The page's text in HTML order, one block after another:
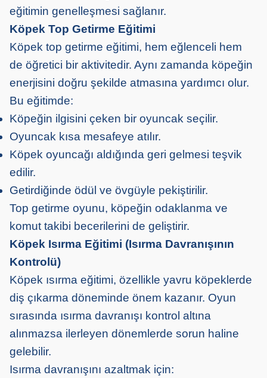
eğitimin genelleşmesi sağlanır.
Köpek Top Getirme Eğitimi
Köpek top getirme eğitimi, hem eğlenceli hem
de öğretici bir aktivitedir. Aynı zamanda köpeğin
enerjisini doğru şekilde atmasına yardımcı olur.
Bu eğitimde:
Köpeğin ilgisini çeken bir oyuncak seçilir.
Oyuncak kısa mesafeye atılır.
Köpek oyuncağı aldığında geri gelmesi teşvik
edilir.
Getirdiğinde ödül ve övgüyle pekiştirilir.
Top getirme oyunu, köpeğin odaklanma ve
komut takibi becerilerini de geliştirir.
Köpek Isırma Eğitimi (Isırma Davranışının
Kontrolü)
Köpek ısırma eğitimi, özellikle yavru köpeklerde
diş çıkarma döneminde önem kazanır. Oyun
sırasında ısırma davranışı kontrol altına
alınmazsa ilerleyen dönemlerde sorun haline
gelebilir.
Isırma davranışını azaltmak için: